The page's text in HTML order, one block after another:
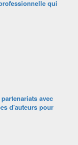
qui
avec
d'auteurs pour